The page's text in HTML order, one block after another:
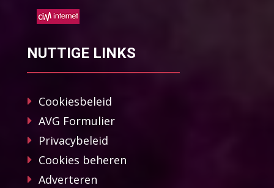
NUTTIGE LINKS
Cookiesbeleid
AVG Formulier
Privacybeleid
Cookies beheren
Adverteren